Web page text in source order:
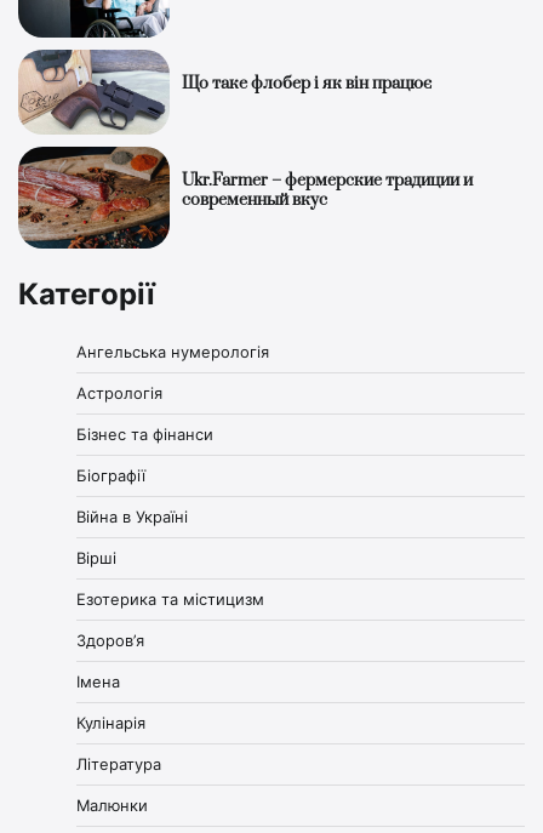
Що таке флобер і як він працює
Ukr.Farmer – фермерские традиции и
современный вкус
Категорії
Ангельська нумерологія
Астрологія
Бізнес та фінанси
Біографії
Війна в Україні
Вірші
Езотерика та містицизм
Здоров’я
Імена
Кулінарія
Література
Малюнки